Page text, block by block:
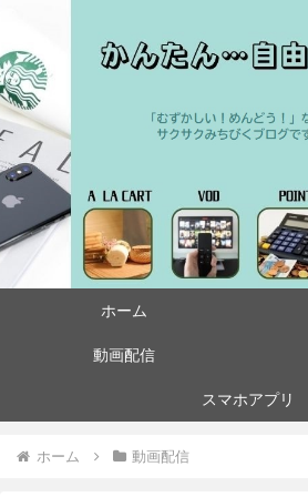
ホーム
動画配信
スマホアプリ
ホーム 動画配信